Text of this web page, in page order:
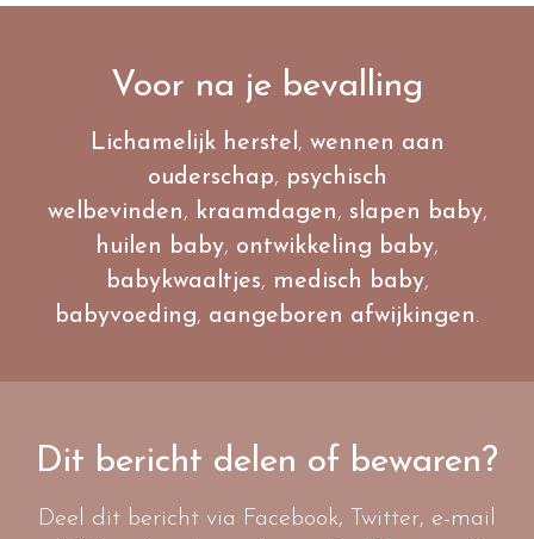
Voor na je bevalling
Lichamelijk herstel , wennen aan
ouderschap, psychisch
welbevinden, kraamdagen, slapen baby,
huilen baby, ontwikkeling baby,
babykwaaltjes, medisch baby,
babyvoeding, aangeboren afwijkingen.
Dit bericht delen of bewaren?
Deel dit bericht via Facebook, Twitter, e-mail